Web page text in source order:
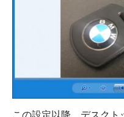
この設定以降、デスクト